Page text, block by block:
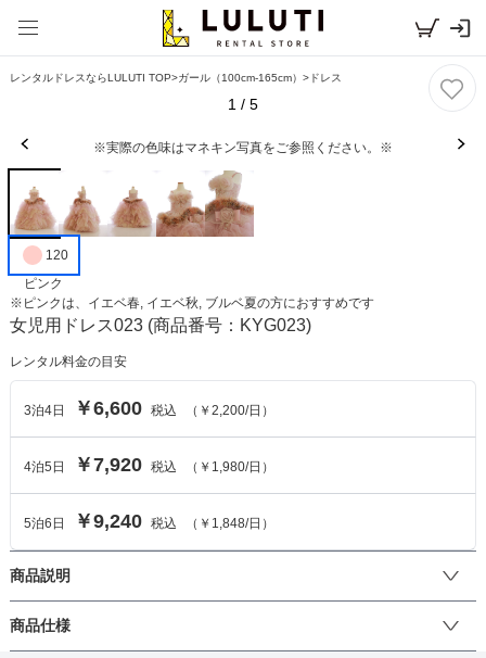
レンタルドレスならLULUTI TOP>ガール（100cm-165cm） >ドレス
1 / 5
※実際の色味はマネキン写真をご参照ください。※
120
ピンク
※ ピンクは、 イエベ春, イエベ秋, ブルベ夏の方におすすめです
女児用ドレス023(商品番号：KYG023)
レンタル料金の目安
3泊4日 ￥6,600 税込 （ ￥2,200/日）
4泊5 日 ￥7,920 税込 （ ￥1,980/日）
5泊6 日 ￥9,240 税込 （ ￥1,848/日）
商品説明
花柄のレースショルダーが一際目を引く可愛いドレスです。裾から
チラリと見えるレースもとってもおしゃれで、明るくフェミニンな
商品仕様